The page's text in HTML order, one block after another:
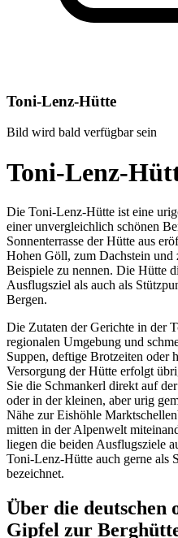
Toni-Lenz-Hütte
Bild wird bald verfügbar sein
Toni-Lenz-
Die Toni-Lenz-Hütte ist eine
einer unvergleichlich schönen
Sonnenterrasse der Hütte aus
Hohen Göll, zum Dachstein und
Beispiele zu nennen. Die Hütte
Ausflugsziel als auch als
Bergen.
Die Zutaten der Gerichte in der
regionalen Umgebung und
Suppen, deftige Brotzeiten oder
Versorgung der Hütte erfolgt
Sie die Schmankerl direkt auf
oder in der kleinen, aber urig
Nähe zur Eishöhle
mitten in der Alpenwelt
liegen die beiden Ausflugsziele
Toni-Lenz-Hütte auch gerne als
bezeichnet.
Über die deutschen
Gipfel zur